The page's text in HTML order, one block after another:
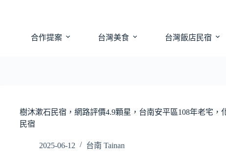
合作提案 台灣美食 台灣飯店民宿
樹沐漱石民宿，網路評價4.9顆星，台南安平區108年老宅，
民宿
2025-06-12 台南 Tainan